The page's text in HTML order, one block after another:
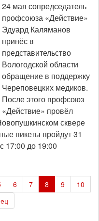
24 мая сопредседатель
профсоюза «Действие»
Эдуард Каляманов
принёс в
представительство
Вологодской области
обращение в поддержку
Череповецких медиков.
После этого профсоюз
«Действие» провёл
сквере
пикеты пройдут 31
17:00 до 19:00
6 7 8 9
10